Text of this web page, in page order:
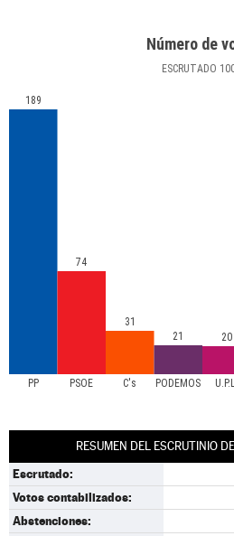
Número de
ESCRUTADO
PP PSOE C's PODEMOS
189
74
31
21
20
RESUMEN DEL ESCRUTINIO
Escrutado:
Votos contabilizados:
Abstenciones: